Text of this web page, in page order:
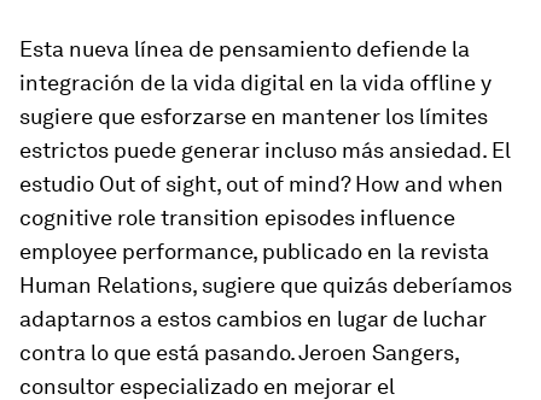
Esta nueva línea de pensamiento defiende la
integración de la vida digital en la vida offliney
sugiere que esforzarse en mantener los límites
estrictos puede generar incluso más ansiedad. El
estudio Out of sight, out of mind? How and when
cognitive role transition episodes influence
employee performance, publicado en la revista
Human Relations, sugiere que quizás deberíamos
adaptarnos a estos cambios en lugar de luchar
contra lo que está pasando. Jeroen Sangers,
consultor especializado en mejorar el